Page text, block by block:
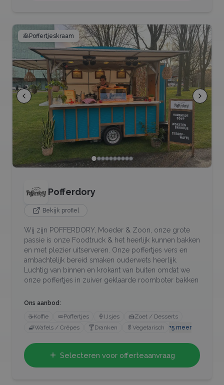
🥞Poffertjeskraam
Pofferdory
Bekijk profiel
Wij zijn POFFERDORY, Moeder & Zoon, onze grote
passie is onze Foodtruck & het heerlijk kunnen bakken
en met plezier uitserveren. Onze poffertjes vers en
ambachtelijk bereid smaken ouderwets heerlijk.
Luchtig van binnen en krokant van buiten omdat we
onze poffertjes in zuiver geklaarde roomboter bakken
Ons aanbod:
☕Koffie 🫓Poffertjes 🍦 IJsjes 🍰Zoet / Desserts
🧇Wafels / Crêpes 🍸Dranken 🥬 Vegetarisch +5 meer
Selecteren voor offerteaanvraag